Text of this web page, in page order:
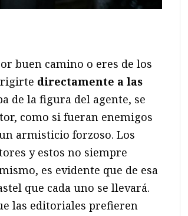
buen camino o eres de los
directamente a las
de la figura del agente, se
como si fueran enemigos
armisticio forzoso. Los
y estos no siempre
es evidente que de esa
que cada uno se llevará.
las editoriales prefieren